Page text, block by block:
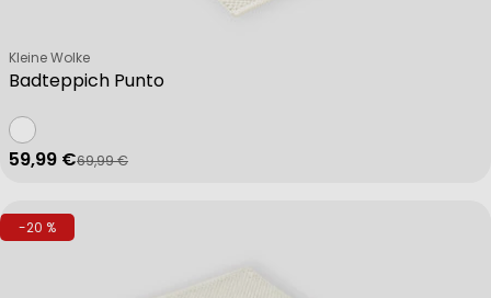
Badteppich Punto
Verkäufer:
Kleine Wolke
Verkaufspreis
59,99 €
Regulärer Preis
69,99 €
-20 %